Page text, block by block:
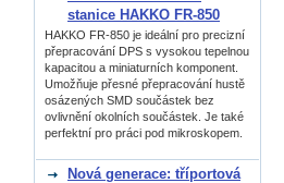
stanice HAKKO FR-850
HAKKO FR-850 je ideální pro precizní
přepracování DPS s vysokou tepelnou
kapacitou a miniaturních komponent.
Umožňuje přesné přepracování hustě
osázených SMD součástek bez
ovlivnění okolních součástek. Je také
perfektní pro práci pod mikroskopem.
Nová generace: tříportová